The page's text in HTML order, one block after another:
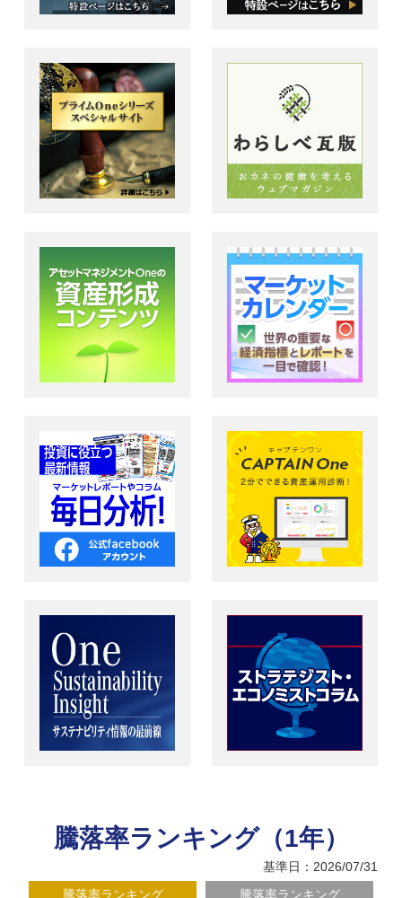
騰落率ランキング（1年）
基準日：2026/07/31
騰落率ランキング
騰落率ランキング